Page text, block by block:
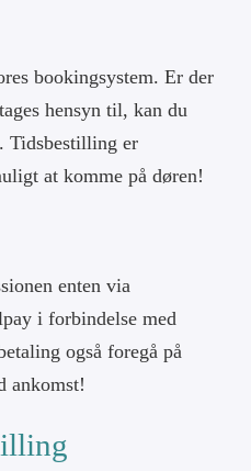
Cart
bookingsystem. Er der
hensyn til, kan du
Tidsbestilling er
at komme på døren!
enten via
i forbindelse med
også foregå på
ankomst!